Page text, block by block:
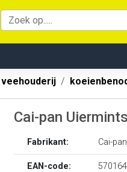
veehouderij
Cai-pan
Fabrikant: Cai-pan
EAN-code: